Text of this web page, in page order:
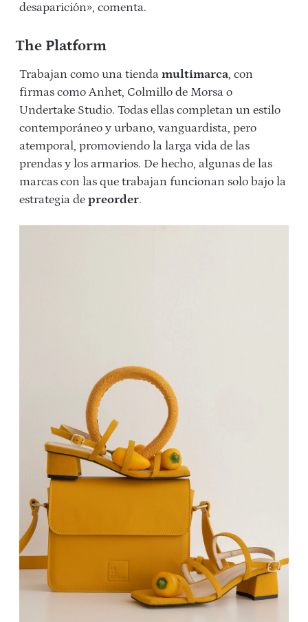
desaparición», comenta.
The Platform
Trabajan como una tienda multimarca, con
firmas como Anhet, Colmillo de Morsa o
Undertake Studio. Todas ellas completan un estilo
contemporáneo y urbano, vanguardista, pero
atemporal, promoviendo la larga vida de las
prendas y los armarios. De hecho, algunas de las
marcas con las que trabajan funcionan solo bajo la
estrategia de preorder.